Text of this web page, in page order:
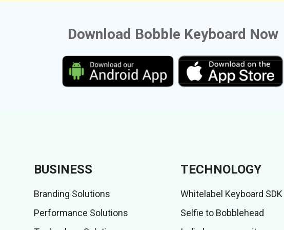
Download Bobble Keyboard Now
BUSINESS
Branding Solutions
Performance Solutions
TECHNOLOGY
Whitelabel Keyboard SDK
Selfie to Bobblehead